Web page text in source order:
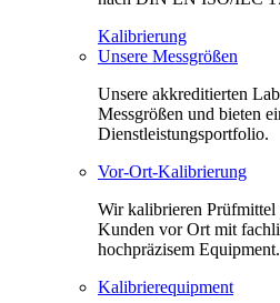
Kalibrierung
Unsere Messgrößen
Unsere akkreditierten
Messgrößen und bieten
Dienstleistungsportfolio.
Vor-Ort-Kalibrierung
Wir kalibrieren Prüfmittel
Kunden vor Ort mit
hochpräzisem Equipment.
Kalibrierequipment